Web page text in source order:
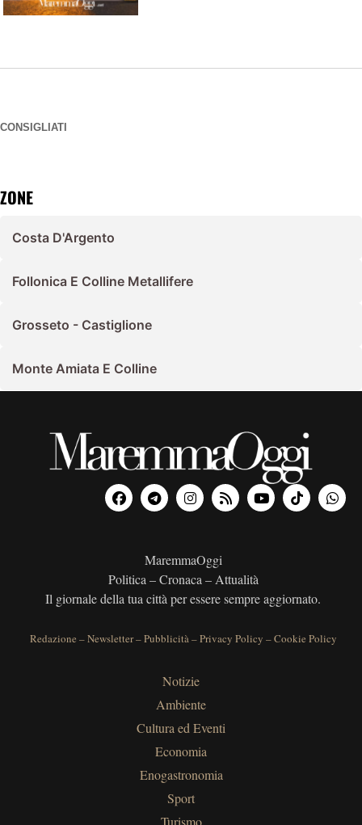
CONSIGLIATI
ZONE
Costa D'Argento
Follonica E Colline Metallifere
Grosseto - Castiglione
Monte Amiata E Colline
MaremmaOggi
Politica – Cronaca – Attualità
Il giornale della tua città per essere sempre aggiornato.
Redazione –Newsletter–Pubblicità–Privacy Policy –Cookie Policy
Notizie
Ambiente
Cultura ed Eventi
Economia
Enogastronomia
Sport